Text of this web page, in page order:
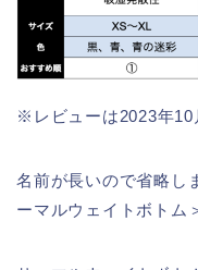
※レビューは2023年10
名前が長いので省略し
ーマルウェイトボトム